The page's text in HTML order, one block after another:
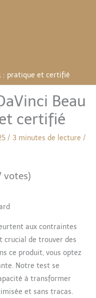
: pratique et certifié
Beau
certifié
/ 3 minutes de lecture /
votes)
aux contraintes
crucial de trouver des
ce produit, vous optez
Notre test se
à transformer
et sans tracas.